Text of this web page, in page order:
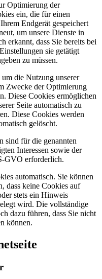
Optimierung der
ein, die für einen
Endgerät gespeichert
um unsere Dienste in
erkannt, dass Sie bereits bei
sie getätigt
zu müssen.
die Nutzung unserer
Zwecke der Optimierung
Diese Cookies ermöglichen
Seite automatisch zu
Diese Cookies werden
gelöscht.
sind für die genannten
Interessen sowie der
GVO erforderlich.
automatisch. Sie können
dass keine Cookies auf
stets ein Hinweis
wird. Die vollständige
dazu führen, dass Sie nicht
können.